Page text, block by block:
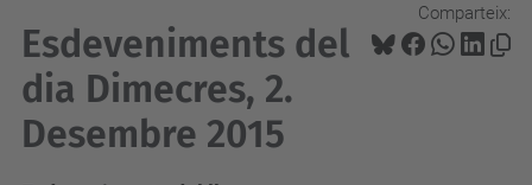
Comparteix:
Esdeveniments del
dia Dimecres, 2.
Desembre 2015